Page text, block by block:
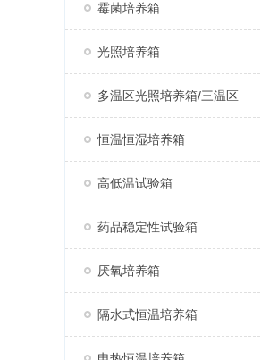
霉菌培养箱
光照培养箱
多温区光照培养箱/三温区
恒温恒湿培养箱
高低温试验箱
药品稳定性试验箱
厌氧培养箱
隔水式恒温培养箱